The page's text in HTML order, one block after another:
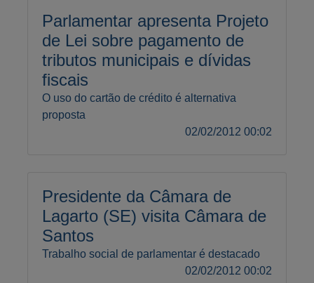
Parlamentar apresenta Projeto
de Lei sobre pagamento de
tributos municipais e dívidas
fiscais
O uso do cartão de crédito é alternativa
proposta
02/02/2012 00:02
Presidente da Câmara de
Lagarto (SE) visita Câmara de
Santos
Trabalho social de parlamentar é destacado
02/02/2012 00:02